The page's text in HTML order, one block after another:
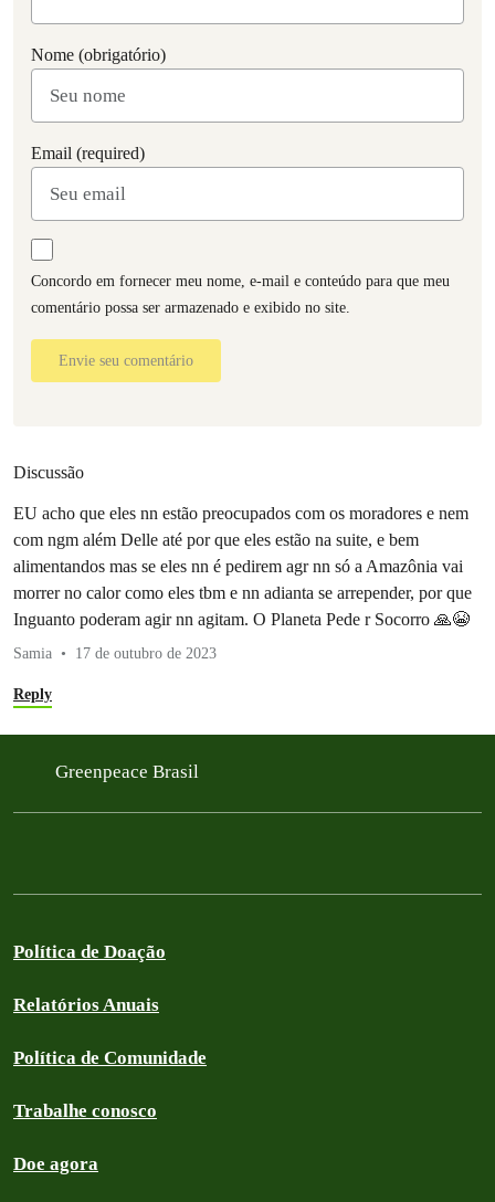
Nome (obrigatório)
Email (required)
Concordo em fornecer meu nome, e-mail e conteúdo para que meu
comentário possa ser armazenado e exibido no site.
Envie seu comentário
Discussão
EU acho que eles nn estão preocupados com os moradores e nem
com ngm além Delle até por que eles estão na suite, e bem
alimentandos mas se eles nn é pedirem agr nn só a Amazônia vai
morrer no calor como eles tbm e nn adianta se arrepender, por que
Inguanto poderam agir nn agitam. O Planeta Pede r Socorro 🙏😭
Samia 17 de outubro de 2023
Reply
Greenpeace Brasil
Política de Doação
Relatórios Anuais
Política de Comunidade
Trabalhe conosco
Doe agora